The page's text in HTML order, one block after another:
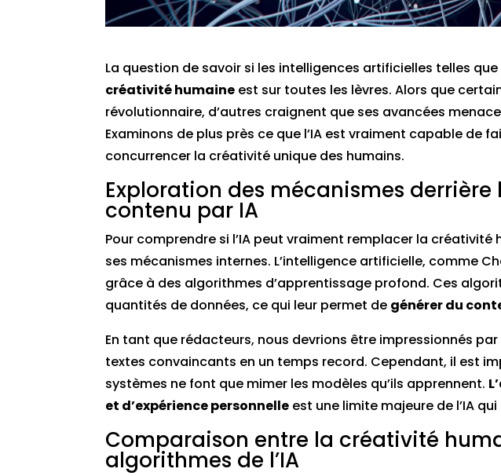
La question de savoir si les intelligences artificielles telles
créativité humaine est sur toutes les lèvres. Alors que
révolutionnaire, d’autres craignent que ses avancées
Examinons de plus près ce que l’IA est vraiment capable de
concurrencer la créativité unique des humains.
Exploration des mécanismes
contenu par IA
Pour comprendre si l’IA peut vraiment remplacer la créativité
ses mécanismes internes. L’intelligence artificielle, comme
grâce à des algorithmes d’apprentissage profond. Ces
quantités de données, ce qui leur permet de générer du
En tant que rédacteurs, nous devrions être impressionnés
textes convaincants en un temps record. Cependant, il est
systèmes ne font que mimer les modèles qu’ils apprennent.
et d’expérience personnelle est une limite majeure de l’IA
Comparaison entre la créativité
algorithmes de l’IA